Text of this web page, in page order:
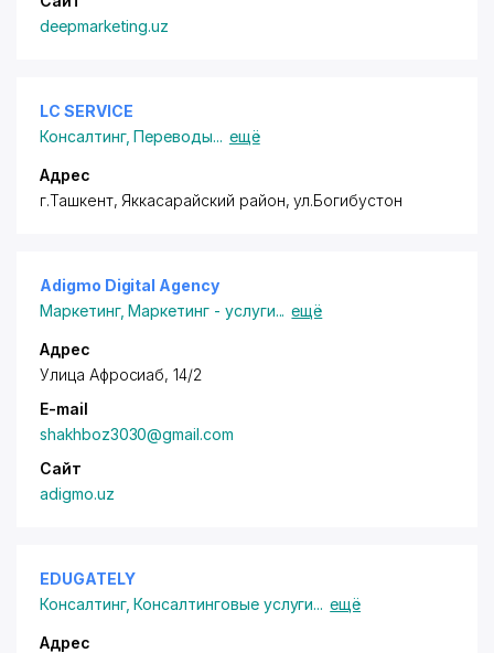
deepmarketing.uz
LC SERVICE
Консалтинг,Переводы... ещё
Адрес
г.Ташкент, Яккасарайский район, ул.Богибустон
Adigmo Digital Agency
Маркетинг,Маркетинг - услуги... ещё
Адрес
Улица Афросиаб, 14/2
E-mail
shakhboz3030@gmail.com
Сайт
adigmo.uz
EDUGATELY
Консалтинг,Консалтинговые услуги... ещё
Адрес